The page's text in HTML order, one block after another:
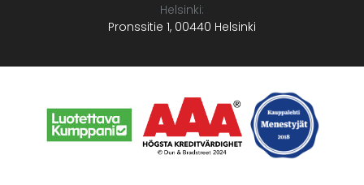
Helsinki:
Pronssitie 1, 00440 Helsinki